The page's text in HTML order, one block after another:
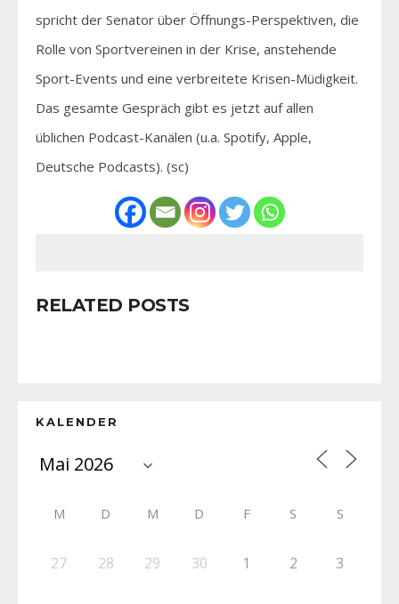
spricht der Senator über Öffnungs-Perspektiven, die
Rolle von Sportvereinen in der Krise, anstehende
Sport-Events und eine verbreitete Krisen-Müdigkeit.
Das gesamte Gespräch gibt es jetzt auf allen
üblichen Podcast-Kanälen (u.a. Spotify, Apple,
Deutsche Podcasts). (sc)
RELATED POSTS
KALENDER
M D M D F S S
27 28 29 30 1 2 3